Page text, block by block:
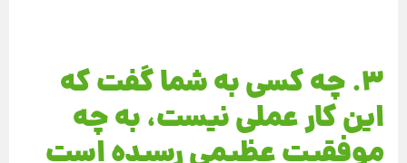
3. چه کسی به شما گفت که
این‌ کار عملی نیست، به چه